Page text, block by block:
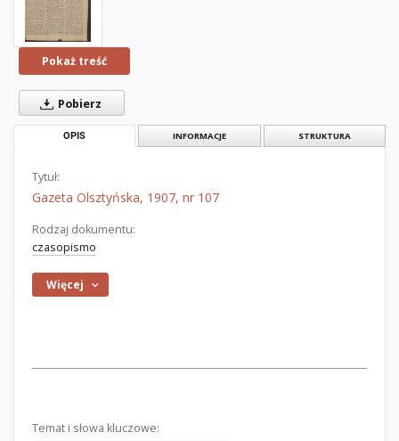
Pokaż treść
Pobierz
OPIS INFORMACJE STRUKTURA
Tytuł:
Gazeta Olsztyńska, 1907, nr 107
Rodzaj dokumentu:
czasopismo
Więcej
Temat i słowa kluczowe: